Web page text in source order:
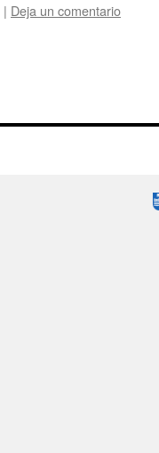
| Deja un comentario